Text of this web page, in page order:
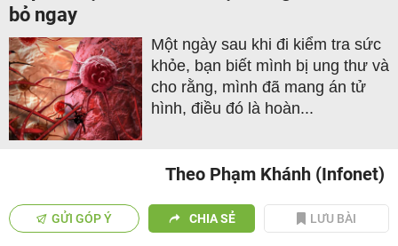
bỏ ngay
Một ngày sau khi đi kiểm tra sức
khỏe, bạn biết mình bị ung thư và
cho rằng, mình đã mang án tử
hình, điều đó là hoàn...
Theo Phạm Khánh (Infonet)
GỬI GÓP Ý CHIA SẺ LƯU BÀI